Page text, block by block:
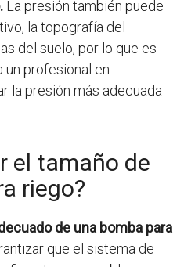
La presión también puede
la topografía del
del suelo, por lo que es
profesional en
la presión más adecuada
el tamaño de
riego?
de una bomba para
que el sistema de